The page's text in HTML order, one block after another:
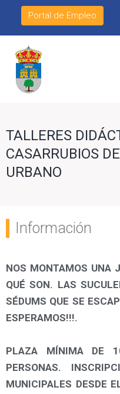
Portal de Empleo
TALLERES
CASARRUBIOS
URBANO
Información
NOS MONTAMOS UNA
QUÉ SON. LAS
SÉDUMS QUE SE
ESPERAMOS!!!.
PLAZA MÍNIMA DE
PERSONAS.
MUNICIPALES DESDE